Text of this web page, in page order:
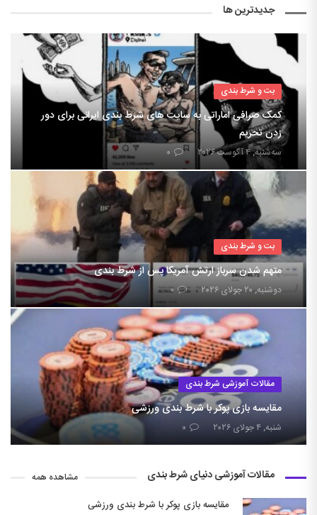
جدیدترین ها
بت و شرط بندی
کمک صرافی اماراتی به سایت های شرط بندی ایرانی برای دور
زدن تحریم
سه‌شنبه, ۴ آگوست ۲۰۲۶ ۰
بت و شرط بندی
متهم شدن سرباز ارتش آمریکا پس از شرط بندی
دوشنبه, ۲۰ جولای ۲۰۲۶ ۰
مقالات آموزشی شرط بندی
مقایسه بازی پوکر با شرط بندی ورزشی
شنبه, ۴ جولای ۲۰۲۶ ۰
مقالات آموزشی دنیای شرط بندی مشاهده همه
مقایسه بازی پوکر با شرط بندی ورزشی